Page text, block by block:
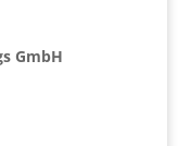
GmbH